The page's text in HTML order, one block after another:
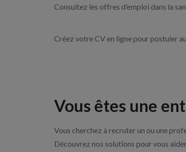
Consultez les offres d’emploi dans la
Créez votre CV en ligne pour postuler
Vous êtes une
Vous cherchez à recruter un ou une
Découvrez nos solutions pour vous